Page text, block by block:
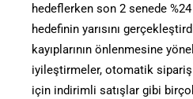
hedeflerken son 2 senede
hedefinin yarısını
kayıplarının önlenmesine
iyileştirmeler, otomatik
için indirimli satışlar gibi